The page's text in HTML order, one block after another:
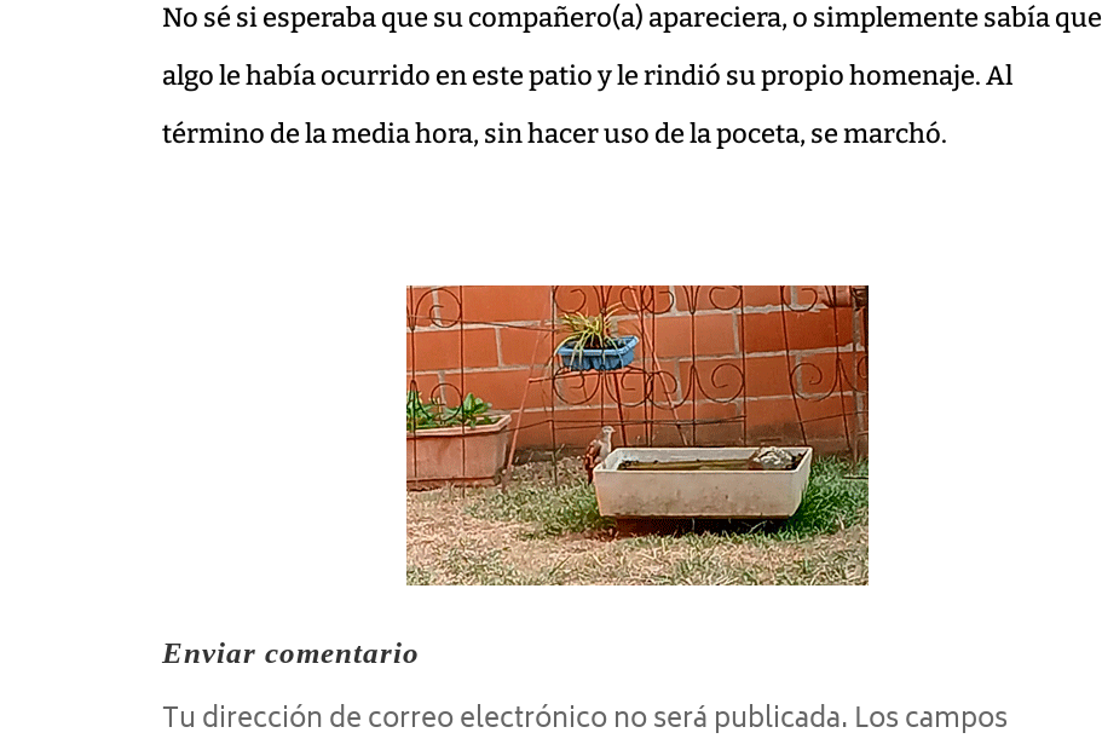
No sé si esperaba que su compañero(a) apareciera, o simplemente sabía que
algo le había ocurrido en este patio y le rindió su propio homenaje. Al
término de la media hora, sin hacer uso de la poceta, se marchó.
Enviar comentario
Tu dirección de correo electrónico no será publicada. Los campos